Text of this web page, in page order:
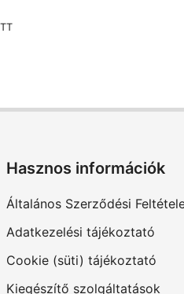
Hasznos információk
Általános Szerződési
Adatkezelési tájékoztató
Cookie (süti) tájékoztató
Kiegészítő szolgáltatások